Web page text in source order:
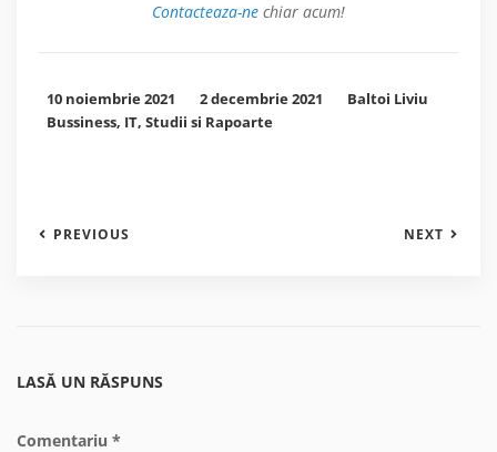
Contacteaza-ne chiar acum!
10 noiembrie 2021 2 decembrie 2021
Baltoi Liviu
Bussiness, IT, Studii si Rapoarte
PREVIOUS NEXT
LASĂ UN RĂSPUNS
Comentariu *